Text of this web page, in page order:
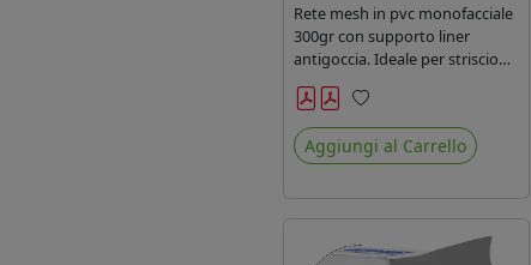
Rete mesh in pvc monofacciale
300gr con supporto liner
antigoccia. Ideale per striscioni
e coperture antivento.
Saldabile, stampabile con
inchiostri solvente,
ecosolvente, uv e latex. Densità
Preferiti
Aggiungi al Carrello